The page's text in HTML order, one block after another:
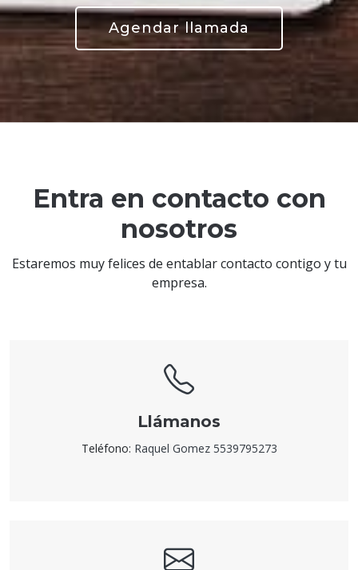
Agendar llamada
Entra en contacto con
nosotros
Estaremos muy felices de entablar contacto contigo y tu
empresa.
Llámanos
Teléfono: Raquel Gomez 5539795273